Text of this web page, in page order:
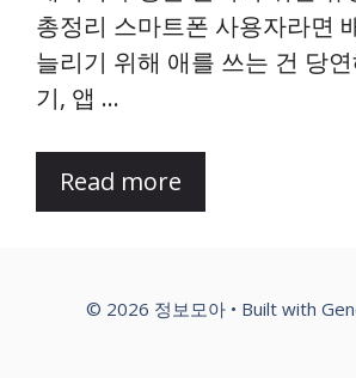
총정리 스마트폰 사용자라면
늘리기 위해 애를 쓰는 건 당
기, 앱 …
Read more
© 2026 정보모아 • Built with